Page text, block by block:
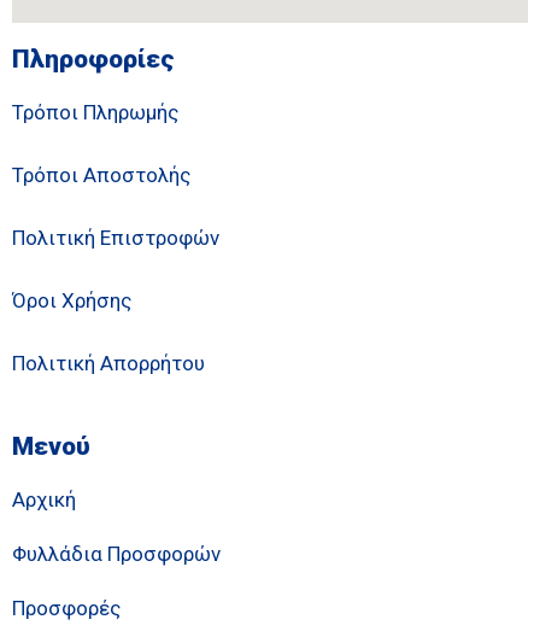
Πληροφορίες
Τρόποι Πληρωμής
Τρόποι Αποστολής
Πολιτική Επιστροφών
Όροι Χρήσης
Πολιτική Απορρήτου
Μενού
Αρχική
Φυλλάδια Προσφορών
Προσφορές